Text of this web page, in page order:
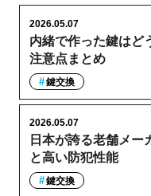
内緒で作った鍵はど
注意点まとめ
2026.05.07
鍵交換
日本が誇る老舗メー
と高い防犯性能
2026.05.07
鍵交換